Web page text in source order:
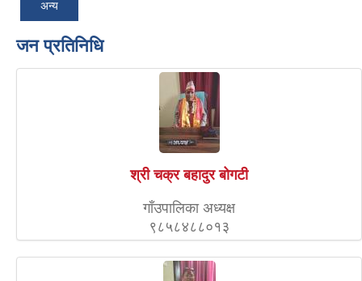
अन्य
जन प्रतिनिधि
श्री चक्र बहादुर बोगटी
गाँउपालिका अध्यक्ष
९८५८४८८०१३